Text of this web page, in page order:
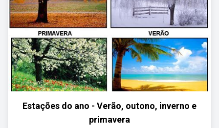
Estações do ano - Verão, outono, inverno e
primavera